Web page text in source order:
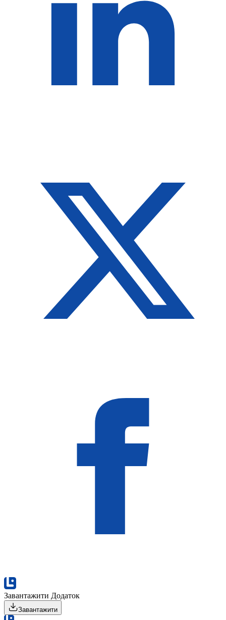
Завантажити Додаток
Завантажити